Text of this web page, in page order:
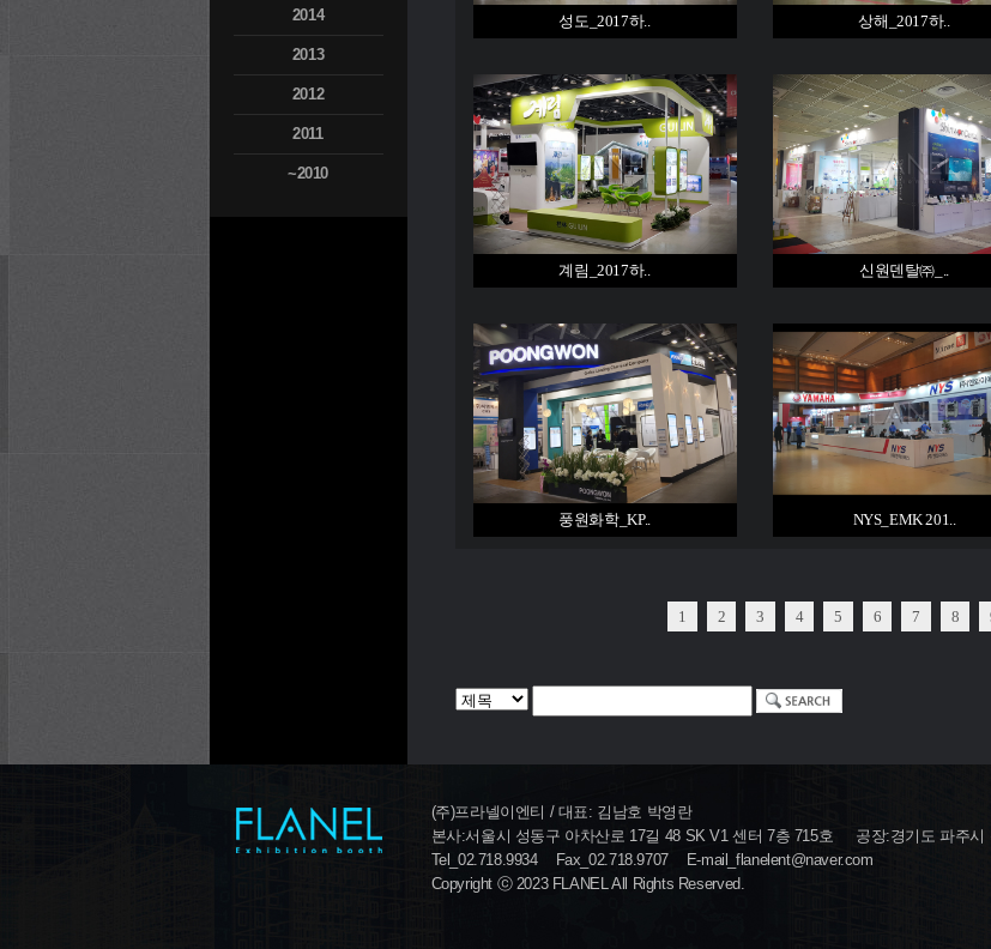
2014
2013
2012
2011
~2010
성도_2017하.. 상해_2017하..
계림_2017하.. 신원덴탈㈜_..
풍원화학_KP.. NYS_EMK 201..
1 2 3 4 5 6 7 8
(주)프라넬이엔티 / 대표: 김남호 박영란
본사:서울시 성동구 아차산로 17길 48 SK V1 센터 7층 715호
공장:경기도 파주시
Tel_02.718.9934
Fax_02.718.9707
E-mail_flanelent@naver.com
Copyright ⓒ 2023 FLANEL All Rights Reserved.